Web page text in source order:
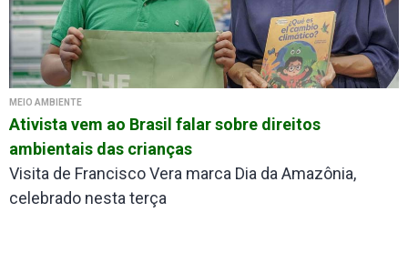
MEIO AMBIENTE
Ativista vem ao Brasil falar sobre direitos
ambientais das crianças
Visita de Francisco Vera marca Dia da Amazônia,
celebrado nesta terça